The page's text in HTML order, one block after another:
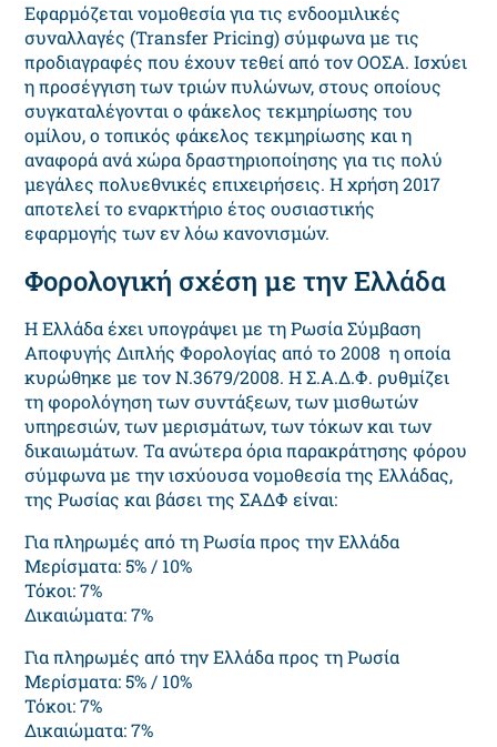
Εφαρμόζεται νομοθεσία για τις ενδοομιλικές
συναλλαγές (Transfer Pricing) σύμφωνα με τις
προδιαγραφές που έχουν τεθεί από τον ΟΟΣΑ. Ισχύει
η προσέγγιση των τριών πυλώνων, στους οποίους
συγκαταλέγονται ο φάκελος τεκμηρίωσης του
ομίλου, ο τοπικός φάκελος τεκμηρίωσης και η
αναφορά ανά χώρα δραστηριοποίησης για τις πολύ
μεγάλες πολυεθνικές επιχειρήσεις. Η χρήση 2017
αποτελεί το εναρκτήριο έτος ουσιαστικής
εφαρμογής των εν λόω κανονισμών.
Φορολογική σχέση με την Ελλάδα
Η Ελλάδα έχει υπογράψει με τη Ρωσία Σύμβαση
Αποφυγής Διπλής Φορολογίας από το 2008 η οποία
κυρώθηκε με τον Ν.3679/2008. Η Σ.Α.Δ.Φ. ρυθμίζει
τη φορολόγηση των συντάξεων, των μισθωτών
υπηρεσιών, των μερισμάτων, των τόκων και των
δικαιωμάτων. Τα ανώτερα όρια παρακράτησης φόρου
σύμφωνα με την ισχύουσα νομοθεσία της Ελλάδας,
της Ρωσίας και βάσει της ΣΑΔΦ είναι:
Για πληρωμές από τη Ρωσία προς την Ελλάδα
Μερίσματα: 5% / 10%
Τόκοι: 7%
Δικαιώματα: 7%
Για πληρωμές από την Ελλάδα προς τη Ρωσία
Μερίσματα: 5% / 10%
Τόκοι: 7%
Δικαιώματα: 7%